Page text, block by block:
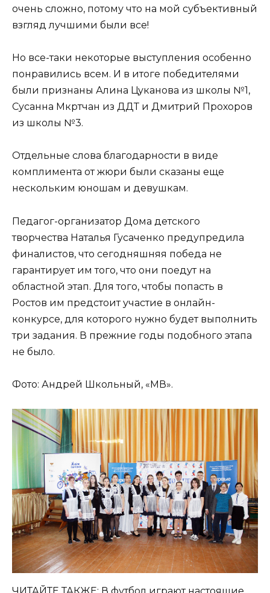
очень сложно, потому что на мой субъективный
взгляд лучшими были все!
Но все-таки некоторые выступления особенно
понравились всем. И в итоге победителями
были признаны Алина Цуканова из школы №1,
Сусанна Мкртчан из ДДТ и Дмитрий Прохоров
из школы №3.
Отдельные слова благодарности в виде
комплимента от жюри были сказаны еще
нескольким юношам и девушкам.
Педагог-организатор Дома детского
творчества Наталья Гусаченко предупредила
финалистов, что сегодняшняя победа не
гарантирует им того, что они поедут на
областной этап. Для того, чтобы попасть в
Ростов им предстоит участие в онлайн-
конкурсе, для которого нужно будет выполнить
три задания. В прежние годы подобного этапа
не было.
Фото: Андрей Школьный, «МВ».